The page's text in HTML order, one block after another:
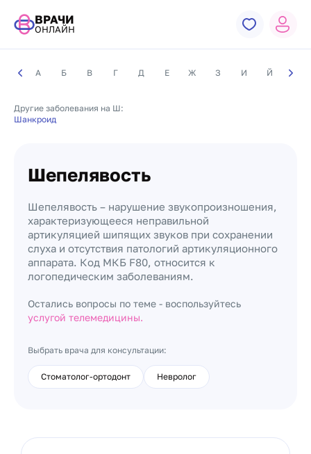
ВРАЧИ
ОНЛАЙН
А Б В Г Д Е Ж З И Й К
Другие заболевания на Ш:
Шанкроид
Шепелявость
Шепелявость – нарушение звукопроизношения,
характеризующееся неправильной
артикуляцией шипящих звуков при сохранении
слуха и отсутствия патологий артикуляционного
аппарата. Код МКБ F80, относится к
логопедическим заболеваниям.
Остались вопросы по теме - воспользуйтесь
услугой телемедицины.
Выбрать врача для консультации:
Стоматолог-ортодонт Невролог